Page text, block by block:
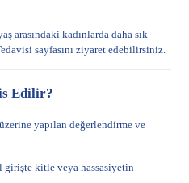
arasındaki kadınlarda daha sık
sayfasını ziyaret edebilirsiniz.
Edilir?
yapılan değerlendirme ve
girişte kitle veya hassasiyetin